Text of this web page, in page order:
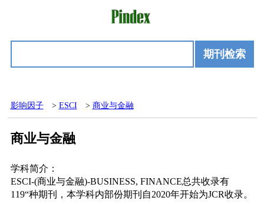
期刊检索
影响因子 > ESCI > 商业与金融
商业与金融
学科简介：
ESCI-(商业与金融)-BUSINESS, FINANCE总共收录有
119“种期刊，本学科内部份期刊自2020年开始为JCR收录。